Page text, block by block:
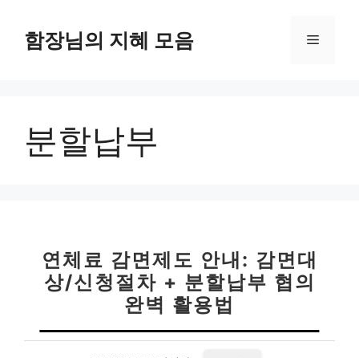
함장님의 지혜 모음 메
분할납부
연체료 감면제도 안내: 감면대
상/신청절차 + 분할납부 협의
완벽 활용법